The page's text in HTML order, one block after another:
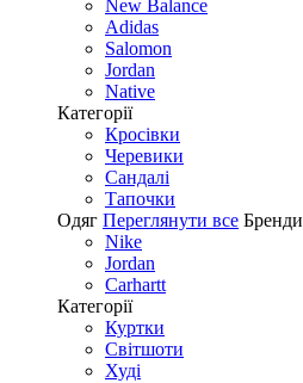
New Balance
Adidas
Salomon
Jordan
Native
Категорії
Кросівки
Черевики
Сандалі
Tапочки
Одяг Переглянути все Бренди
Nike
Jordan
Carhartt
Категорії
Куртки
Світшоти
Худі